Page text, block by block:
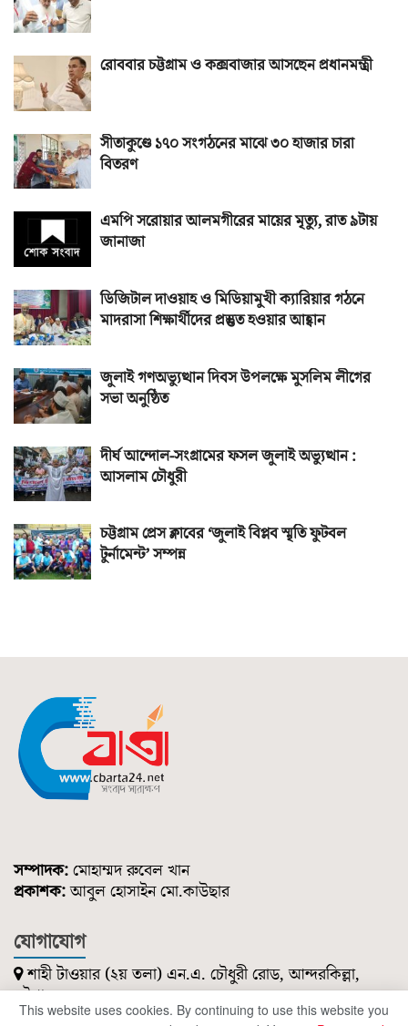
রোববার চট্টগ্রাম ও কক্সবাজার আসছেন প্রধানমন্ত্রী
সীতাকুণ্ডে ১৭০ সংগঠনের মাঝে ৩০ হাজার চারা
বিতরণ
এমপি সরোয়ার আলমগীরের মায়ের মৃত্যু, রাত ৯টায়
জানাজা
ডিজিটাল দাওয়াহ ও মিডিয়ামুখী ক্যারিয়ার গঠনে
মাদরাসা শিক্ষার্থীদের প্রস্তুত হওয়ার আহ্বান
জুলাই গণঅভ্যুত্থান দিবস উপলক্ষে মুসলিম লীগের
সভা অনুষ্ঠিত
দীর্ঘ আন্দোল-সংগ্রামের ফসল জুলাই অভ্যুত্থান :
আসলাম চৌধুরী
চট্টগ্রাম প্রেস ক্লাবের ‘জুলাই বিপ্লব স্মৃতি ফুটবল
টুর্নামেন্ট’ সম্পন্ন
সম্পাদক: মোহাম্মদ রুবেল খান
প্রকাশক:আবুল হোসাইন মো.কাউছার
যোগাযোগ
শাহী টাওয়ার (২য় তলা) এন.এ. চৌধুরী রোড, আন্দরকিল্লা,
চট্টগ্রাম।
০১৮৫১ ২১৪ ৭৪৭
This website uses cookies. By continuing to use this website you